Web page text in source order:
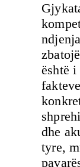
është i
dhe
tyre,